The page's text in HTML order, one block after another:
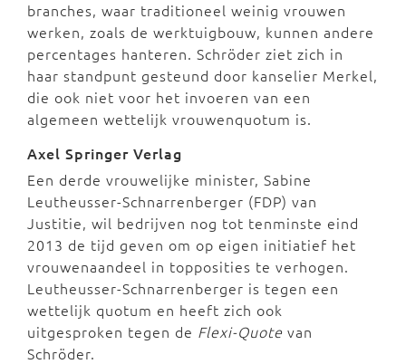
branches, waar traditioneel weinig vrouwen
werken, zoals de werktuigbouw, kunnen andere
percentages hanteren. Schröder ziet zich in
haar standpunt gesteund door kanselier Merkel,
die ook niet voor het invoeren van een
algemeen wettelijk vrouwenquotum is.
Axel Springer Verlag
Een derde vrouwelijke minister, Sabine
Leutheusser-Schnarrenberger (FDP) van
Justitie, wil bedrijven nog tot tenminste eind
2013 de tijd geven om op eigen initiatief het
vrouwenaandeel in topposities te verhogen.
Leutheusser-Schnarrenberger is tegen een
wettelijk quotum en heeft zich ook
uitgesproken tegen de Flexi-Quote van
Schröder.